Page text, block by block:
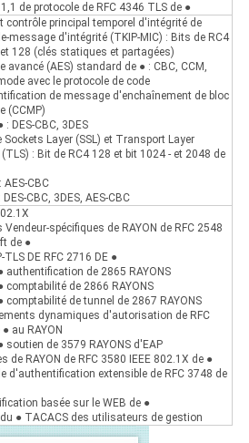
de protocole de RFC 4346 TLS de ●
contrôle principal temporel d'intégrité de
message d'intégrité (TKIP-MIC) : Bits de RC4
128 (clés statiques et partagées)
avancé (AES) standard de ● : CBC, CCM,
avec le protocole de code
de message d'enchaînement de bloc
(CCMP)
: DES-CBC, 3DES
Sockets Layer (SSL) et Transport Layer
(TLS) : Bit de RC4 128 et bit 1024 - et 2048 de
AES-CBC
DES-CBC, 3DES, AES-CBC
spécifiques de RAYON de RFC 2548
de ●
TLS DE RFC 2716 DE ●
authentification de 2865 RAYONS
comptabilité de 2866 RAYONS
comptabilité de tunnel de 2867 RAYONS
dynamiques d'autorisation de RFC
au RAYON
soutien de 3579 RAYONS d'EAP
de RAYON de RFC 3580 IEEE 802.1X de ●
d'authentification extensible de RFC 3748 de
basée sur le WEB de ●
● TACACS des utilisateurs de gestion